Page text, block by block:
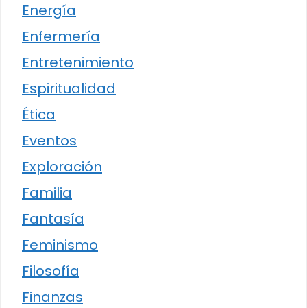
Energía
Enfermería
Entretenimiento
Espiritualidad
Ética
Eventos
Exploración
Familia
Fantasía
Feminismo
Filosofía
Finanzas